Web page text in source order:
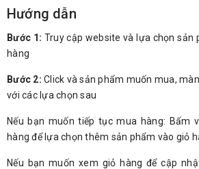
Hướng dẫn
Bước 1: Truy cập website và lựa chọn sản
hàng
Bước 2: Click và sản phẩm muốn mua,
với các lựa chọn sau
Nếu bạn muốn tiếp tục mua hàng: Bấm
hàng để lựa chọn thêm sản phẩm vào giỏ
Nếu bạn muốn xem giỏ hàng để cập